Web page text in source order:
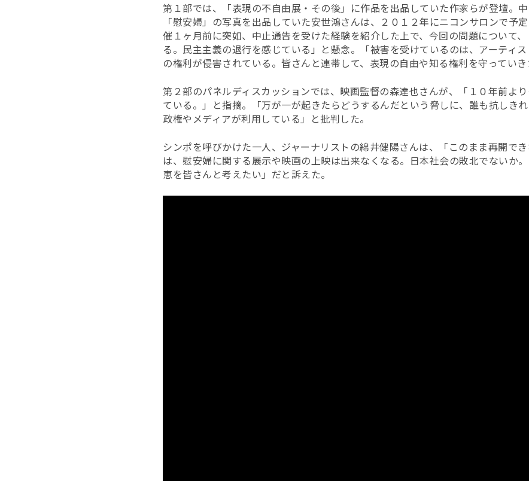
第１部では、「表現の不自由展・その後」に作品を出品していた作家らが登壇。
「慰安婦」の写真を出品していた安世鴻さんは、２０１２年にニコンサロンで予
催１ヶ月前に突如、中止通告を受けた経験を紹介した上で、今回の問題について
る。民主主義の退行を感じている」と懸念。「被害を受けているのは、アーティ
の権利が侵害されている。皆さんと連帯して、表現の自由や知る権利を守っていき
第２部のパネルディスカッションでは、映画監督の森達也さんが、「１０年前よ
ている。」と指摘。「万が一が起きたらどうするんだという脅しに、誰も抗しき
政権やメディアが利用している」と批判した。
シンポを呼びかけた一人、ジャーナリストの綿井健陽さんは、「このまま再開で
は、慰安婦に関する展示や映画の上映は出来なくなる。日本社会の敗北でないか
恵を皆さんと考えたい」だと訴えた。